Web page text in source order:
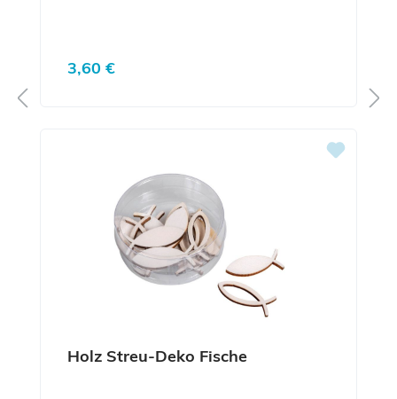
Regulärer Preis:
3,60 €
Holz Streu-Deko Fische